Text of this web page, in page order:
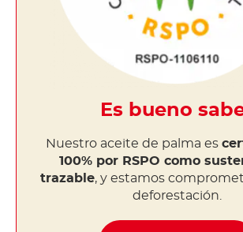
Es bueno
Nuestro aceite de palma es
100% por RSPO como
trazable, y estamos
deforestación.